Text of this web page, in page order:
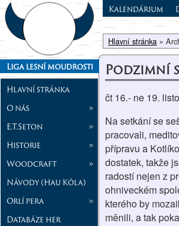
Liga lesní moudrosti
Hlavní stránka
O nás
»
E.T.Seton
»
Historie
»
Woodcraft
»
Návody (Hau Kóla)
Orlí pera
»
Databáze her
Kalendárium
Hlavní stránka »
Podzimní
čt 16.- ne 19.
Na setkání se
pracovali,
přípravu a
dostatek, takže
radostí nejen z
ohniveckém
kterého by
měnili, a tak